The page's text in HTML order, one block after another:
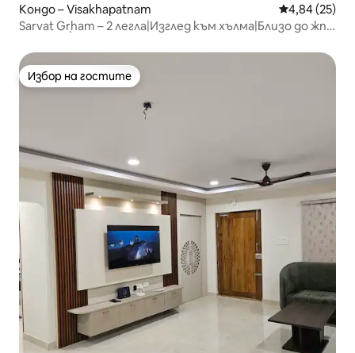
Кондо – Visakhapatnam Средна
4,84 (25)
Sarvat Gṛham – 2 легла|Изглед към хълма|Близо до жп
Избор на гостите
Избор на гостите